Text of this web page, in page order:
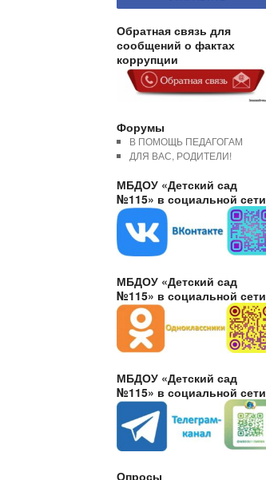
Обратная связь для
сообщений о фактах
коррупции
Форумы
В ПОМОЩЬ ПЕДАГОГАМ
ДЛЯ ВАС, РОДИТЕЛИ!
МБДОУ «Детский сад
№115» в социальной сети
МБДОУ «Детский сад
№115» в социальной сети
МБДОУ «Детский сад
№115» в социальной сети
Опросы